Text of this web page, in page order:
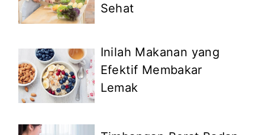
Sehat
Inilah Makanan yang
Efektif Membakar
Lemak